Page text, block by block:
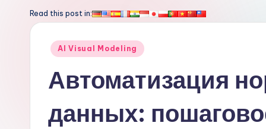
e
Read this post in:
Опубликовано
AI Visual Modeling
Автоматизация
данных: